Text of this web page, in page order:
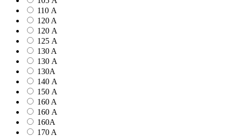
110 А
120 A
120 А
125 А
130 A
130 А
130А
140 А
150 А
160 A
160 А
160А
170 A